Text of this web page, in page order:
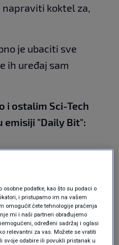
napraviti koktel za,
je ubaciti sve
ih uređaj sam
i ostalim Sci-Tech
emisiji "Daily Bit":
osobne podatke, kao što su podaci o
i pristupamo im na vašem
omogućit ćete tehnologije praćenja
mi i naši partneri obrađujemo
određeni sadržaj i oglasi
relevantni za vas. Možete se vratiti
svoje odabire ili povukli pristanak u